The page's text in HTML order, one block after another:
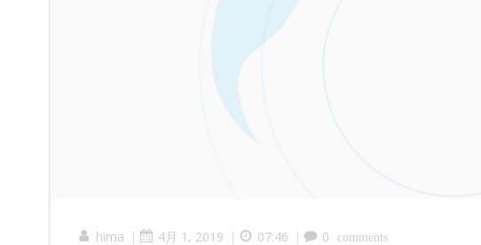
hima | 4月 1, 2019 | 07:46 | 0 comments